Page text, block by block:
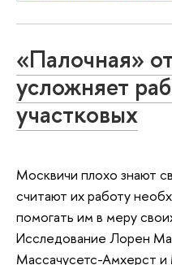
«Палочная»
усложняет
участковых
Москвичи плохо знают
считают их работу
помогать им в меру
Исследование Лорен
Массачусетс-Амхерст